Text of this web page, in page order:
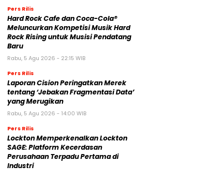
Pers Rilis
Hard Rock Cafe dan Coca-Cola®
Meluncurkan Kompetisi Musik Hard
Rock Rising untuk Musisi Pendatang
Baru
Rabu, 5 Agu 2026 - 22:15 WIB
Pers Rilis
Laporan Cision Peringatkan Merek
tentang ‘Jebakan Fragmentasi Data’
yang Merugikan
Rabu, 5 Agu 2026 - 14:00 WIB
Pers Rilis
Lockton Memperkenalkan Lockton
SAGE: Platform Kecerdasan
Perusahaan Terpadu Pertama di
Industri